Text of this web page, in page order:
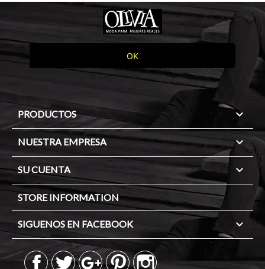
PRODUCTOS 
NUESTRA EMPRESA 
SU CUENTA 
STORE INFORMATION
SIGUENOS EN FACEBOOK 